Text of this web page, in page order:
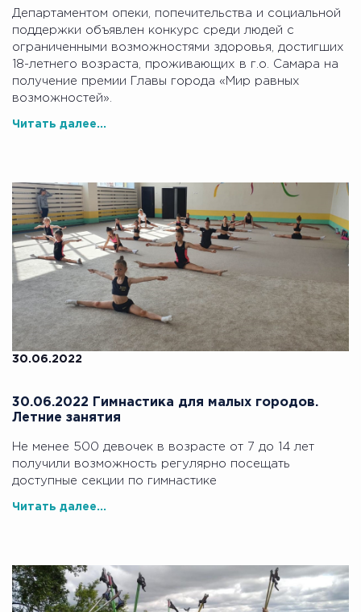
Департаментом опеки, попечительства и социальной
поддержки объявлен конкурс среди людей с
ограниченными возможностями здоровья, достигших
18-летнего возраста, проживающих в г.о. Самара на
получение премии Главы города «Мир равных
возможностей».
Читать далее...
30.06.2022
30.06.2022 Гимнастика для малых городов.
Летние занятия
Не менее 500 девочек в возрасте от 7 до 14 лет
получили возможность регулярно посещать
доступные секции по гимнастике
Читать далее...